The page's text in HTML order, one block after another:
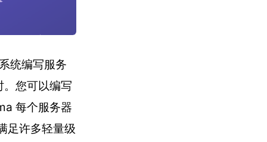
统编写服务
您可以编写
每个服务器
足许多轻量级